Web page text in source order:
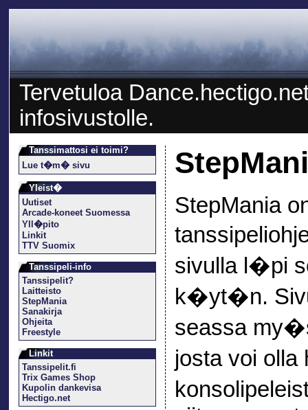
Tervetuloa
infosivustolle.
Tanssimattosi ei toimi?
Lue t�m� sivu
Yleist�
Uutiset
Arcade-koneet Suomessa
Yll�pito
Linkit
TTV Suomix
Tanssipeli-info
Tanssipelit?
Laitteisto
StepMania
Sanakirja
Ohjeita
Freestyle
Linkit
Tanssipelit.fi
Trix Games Shop
Kupolin dankevisa
Hectigo.net
StepMania
sivulla l�pi
k�yt�n.
seassa
josta voi